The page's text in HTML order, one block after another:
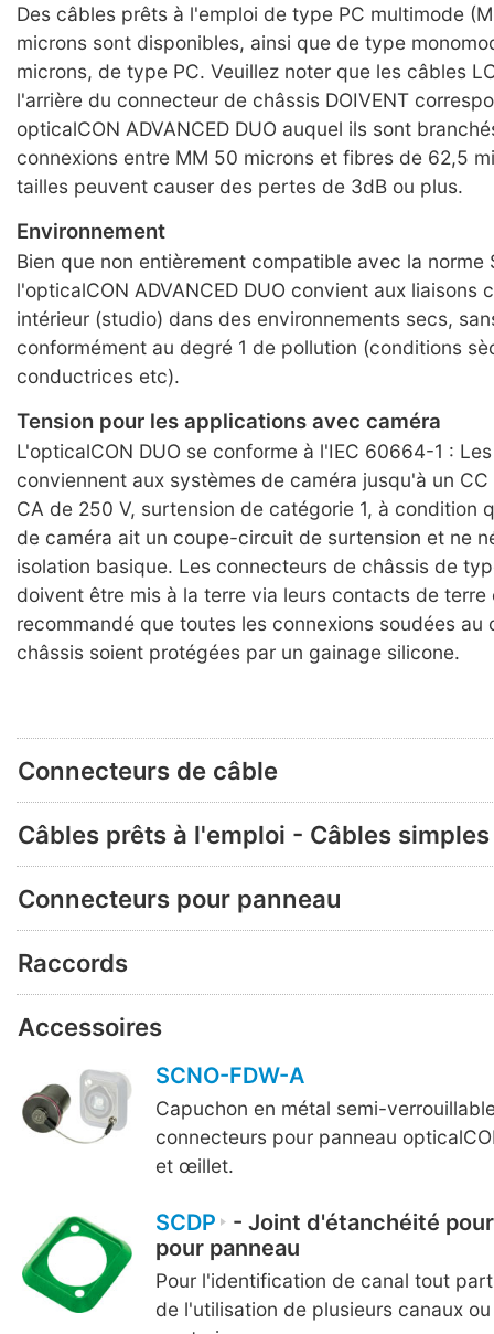
Des câbles prêts à l'emploi de type PC multimode
microns sont disponibles, ainsi que de type
microns, de type PC. Veuillez noter que les câbles
l'arrière du connecteur de châssis DOIVENT
opticalCON ADVANCED DUO auquel ils sont
connexions entre MM 50 microns et fibres de 62,5
tailles peuvent causer des pertes de 3dB ou plus.
Environnement
Bien que non entièrement compatible avec la norme
l'opticalCON ADVANCED DUO convient aux liaisons
intérieur (studio) dans des environnements secs,
conformément au degré 1 de pollution (conditions
conductrices etc).
Tension pour les applications avec caméra
L'opticalCON DUO se conforme à l'IEC 60664-1 :
conviennent aux systèmes de caméra jusqu'à un
CA de 250 V, surtension de catégorie 1, à condition
de caméra ait un coupe-circuit de surtension et ne
isolation basique. Les connecteurs de châssis de
doivent être mis à la terre via leurs contacts de terre
recommandé que toutes les connexions soudées au
châssis soient protégées par un gainage silicone.
Connecteurs de câble
Câbles prêts à l'emploi - Câbles simples
Connecteurs pour panneau
Raccords
Accessoires
SCNO-FDW-A
Capuchon en métal semi-
connecteurs pour panneau
et œillet.
SCDP
- Joint d'étanchéité
pour panneau
Pour l'identification de canal tout
de l'utilisation de plusieurs canaux